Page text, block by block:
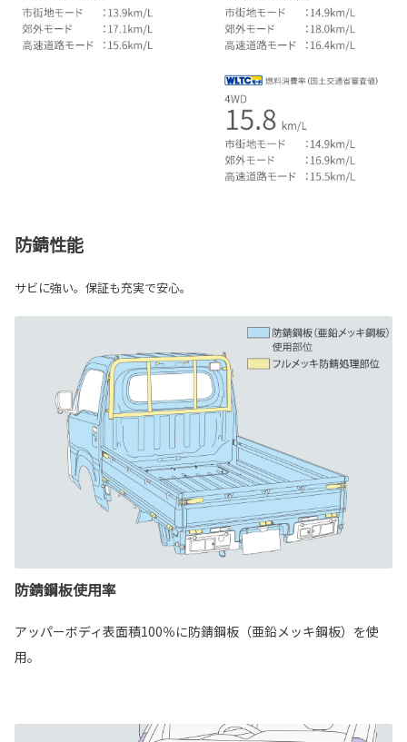
防錆性能
サビに強い。保証も充実で安心。
防錆鋼板使用率
アッパーボディ表面積100％に防錆鋼板（亜鉛メッキ鋼板）を使
用。